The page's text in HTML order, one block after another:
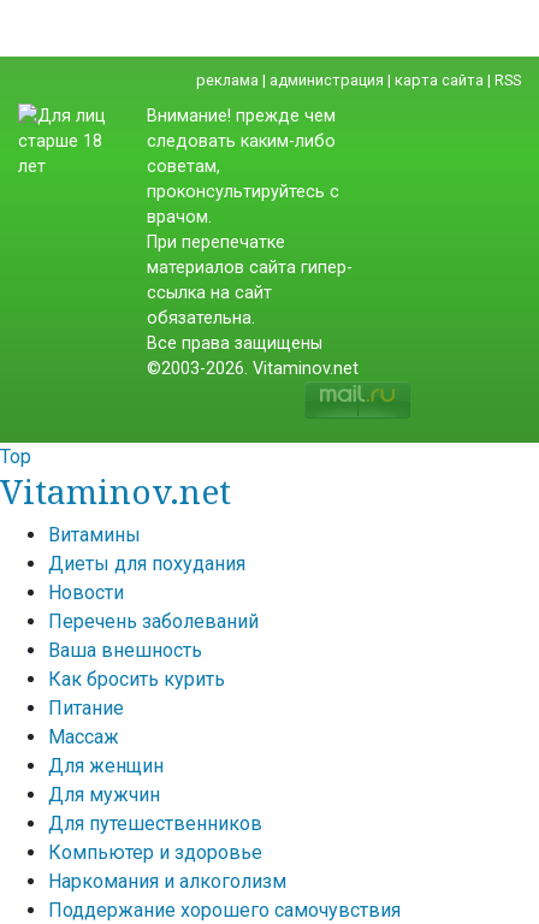
реклама | администрация | карта сайта | RSS
Внимание! прежде чем
следовать каким-либо
советам,
проконсультируйтесь с
врачом.
При перепечатке
материалов сайта гипер-
ссылка на сайт
обязательна.
Все права защищены
©2003-2026. Vitaminov.net
Top
Vitaminov.net
Витамины
Диеты для похудания
Новости
Перечень заболеваний
Ваша внешность
Как бросить курить
Питание
Массаж
Для женщин
Для мужчин
Для путешественников
Компьютер и здоровье
Наркомания и алкоголизм
Поддержание хорошего самочувствия